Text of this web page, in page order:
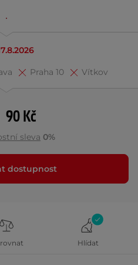
Praha 10 Vítkov
90 Kč
sleva 0%
dostupnost
Hlídat